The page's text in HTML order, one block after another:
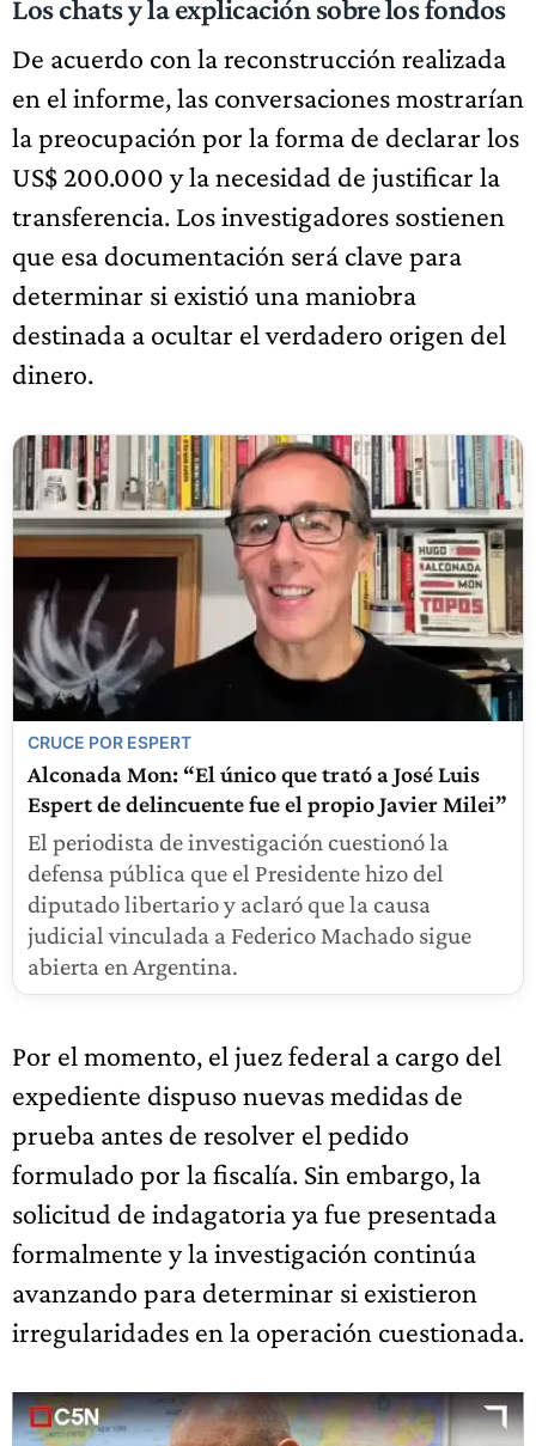
Los chats y la explicación sobre los fondos
De acuerdo con la reconstrucción realizada
en el informe, las conversaciones mostrarían
la preocupación por la forma de declarar los
US$ 200.000 y la necesidad de justificar la
transferencia. Los investigadores sostienen
que esa documentación será clave para
determinar si existió una maniobra
destinada a ocultar el verdadero origen del
dinero.
CRUCE POR ESPERT
Alconada Mon: “El único que trató a José Luis
Espert de delincuente fue el propio Javier Milei”
El periodista de investigación cuestionó la
defensa pública que el Presidente hizo del
diputado libertario y aclaró que la causa
judicial vinculada a Federico Machado sigue
abierta en Argentina.
Por el momento, el juez federal a cargo del
expediente dispuso nuevas medidas de
prueba antes de resolver el pedido
formulado por la fiscalía. Sin embargo, la
solicitud de indagatoria ya fue presentada
formalmente y la investigación continúa
avanzando para determinar si existieron
irregularidades en la operación cuestionada.